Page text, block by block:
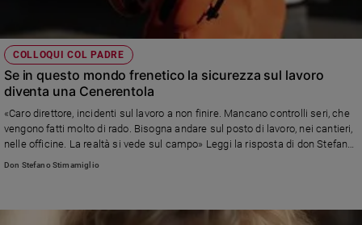
COLLOQUI COL PADRE
Se in questo mondo frenetico la sicurezza sul lavoro
diventa una Cenerentola
«Caro direttore, incidenti sul lavoro a non finire. Mancano controlli seri, che
vengono fatti molto di rado. Bisogna andare sul posto di lavoro, nei cantieri,
nelle officine. La realtà si vede sul campo» Leggi la risposta di don Stefano
Stimamiglio, direttore di Famiglia Cristiana
Don Stefano Stimamiglio